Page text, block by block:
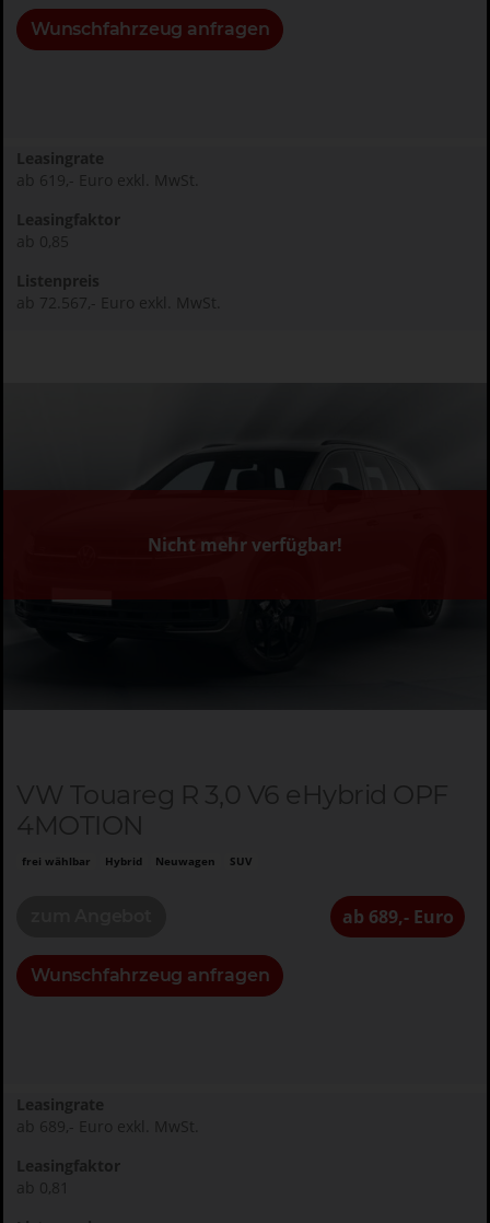
Wunschfahrzeug anfragen
Leasingrate
ab 619,- Euro exkl. MwSt.
Leasingfaktor
ab 0,85
Listenpreis
ab 72.567,- Euro exkl. MwSt.
Nicht mehr verfügbar!
VW Touareg R 3,0 V6 eHybrid OPF
4MOTION
frei wählbar Hybrid Neuwagen SUV
ab 689,- Euro
Wunschfahrzeug anfragen
Leasingrate
ab 689,- Euro exkl. MwSt.
Leasingfaktor
ab 0,81